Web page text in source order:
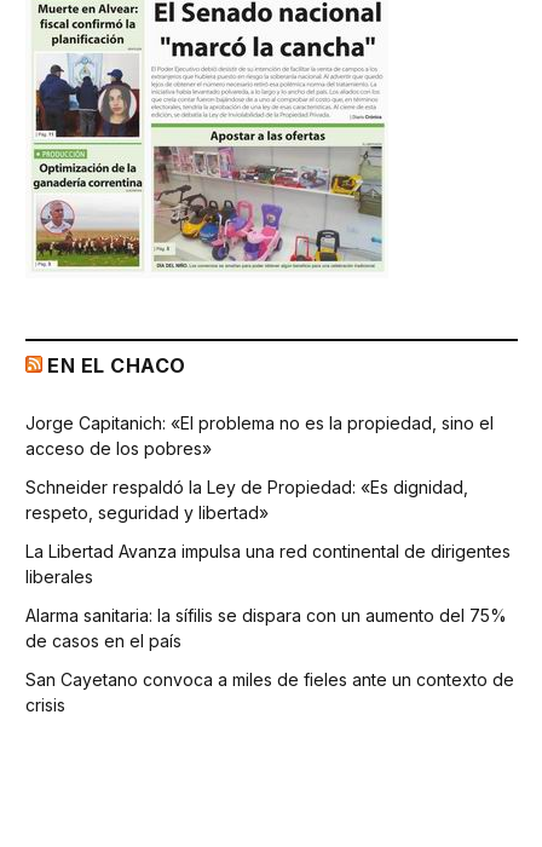
EN EL CHACO
Jorge Capitanich: «El problema no es la propiedad, sino el
acceso de los pobres»
Schneider respaldó la Ley de Propiedad: «Es dignidad,
respeto, seguridad y libertad»
La Libertad Avanza impulsa una red continental de dirigentes
liberales
Alarma sanitaria: la sífilis se dispara con un aumento del 75%
de casos en el país
San Cayetano convoca a miles de fieles ante un contexto de
crisis